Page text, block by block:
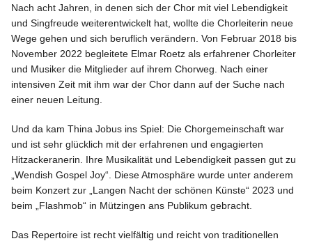
Nach acht Jahren, in denen sich der Chor mit viel Lebendigkeit
und Singfreude weiterentwickelt hat, wollte die Chorleiterin neue
Wege gehen und sich beruflich verändern. Von Februar 2018 bis
November 2022 begleitete Elmar Roetz als erfahrener Chorleiter
und Musiker die Mitglieder auf ihrem Chorweg. Nach einer
intensiven Zeit mit ihm war der Chor dann auf der Suche nach
einer neuen Leitung.
Und da kam Thina Jobus ins Spiel: Die Chorgemeinschaft war
und ist sehr glücklich mit der erfahrenen und engagierten
Hitzackeranerin. Ihre Musikalität und Lebendigkeit passen gut zu
„Wendish Gospel Joy“. Diese Atmosphäre wurde unter anderem
beim Konzert zur „Langen Nacht der schönen Künste“ 2023 und
beim „Flashmob“ in Mützingen ans Publikum gebracht.
Das Repertoire ist recht vielfältig und reicht von traditionellen